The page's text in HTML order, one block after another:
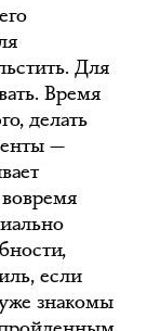
Для
Время
делать
—
если
знакомы